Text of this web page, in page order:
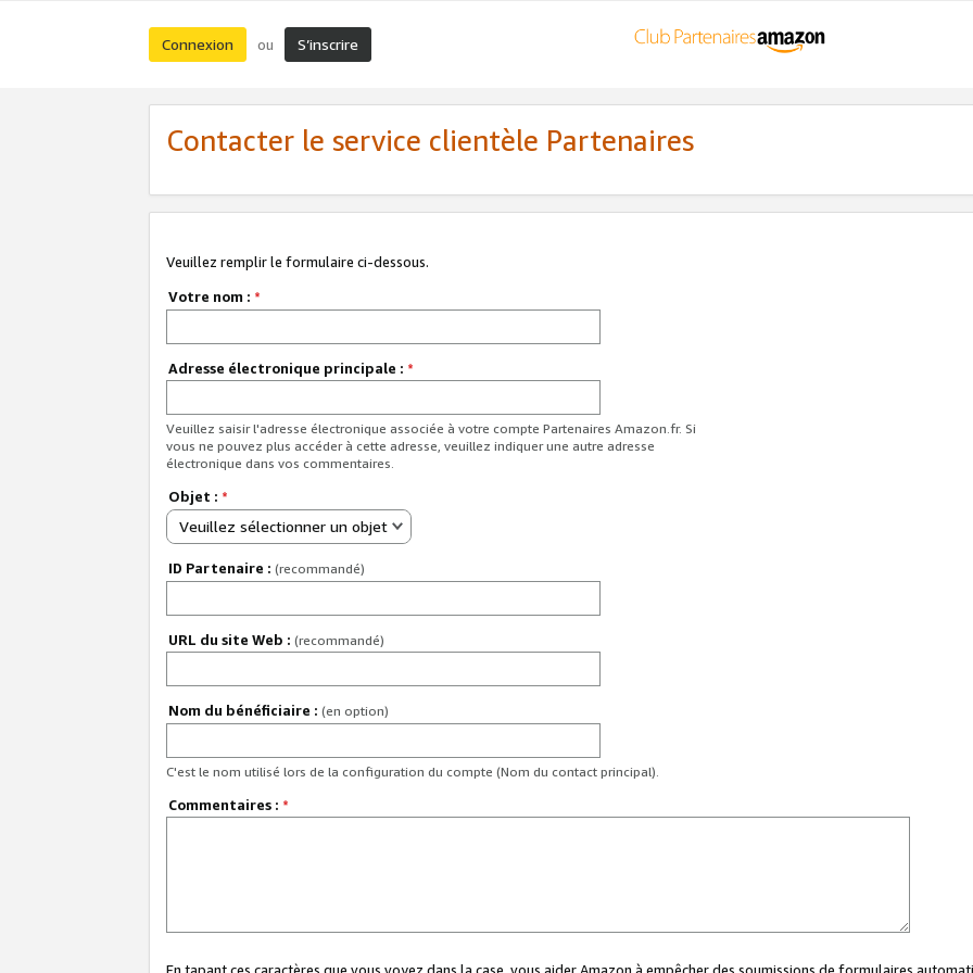
Connexion ou S’inscrire
Contacter le service clientèle Partenaires
Veuillez remplir le formulaire ci-dessous.
Votre nom : *
Adresse électronique principale : *
Veuillez saisir l'adresse électronique associée à votre compte Partenaires Amazon.fr. Si
vous ne pouvez plus accéder à cette adresse, veuillez indiquer une autre adresse
électronique dans vos commentaires.
Objet : *
Veuillez sélectionner un objet
ID Partenaire : (recommandé)
URL du site Web : (recommandé)
Nom du bénéficiaire : (en option)
C'est le nom utilisé lors de la configuration du compte (Nom du contact principal).
Commentaires : *